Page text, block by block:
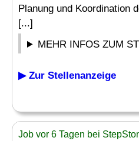
Planung und Koordination
[...]
MEHR INFOS ZUM
▶ Zur Stellenanzeige
Job vor 6 Tagen bei